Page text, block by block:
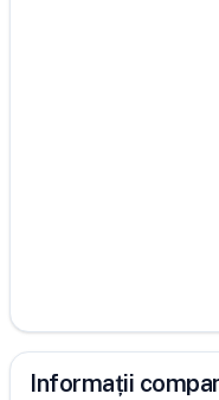
Informații